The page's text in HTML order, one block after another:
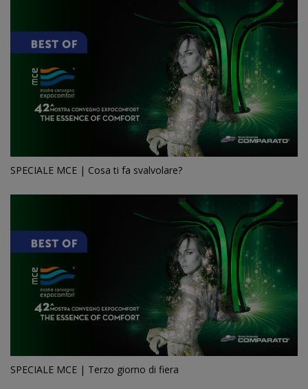
SPECIALE MCE | Cosa ti fa svalvolare?
SPECIALE MCE | Terzo giorno di fiera